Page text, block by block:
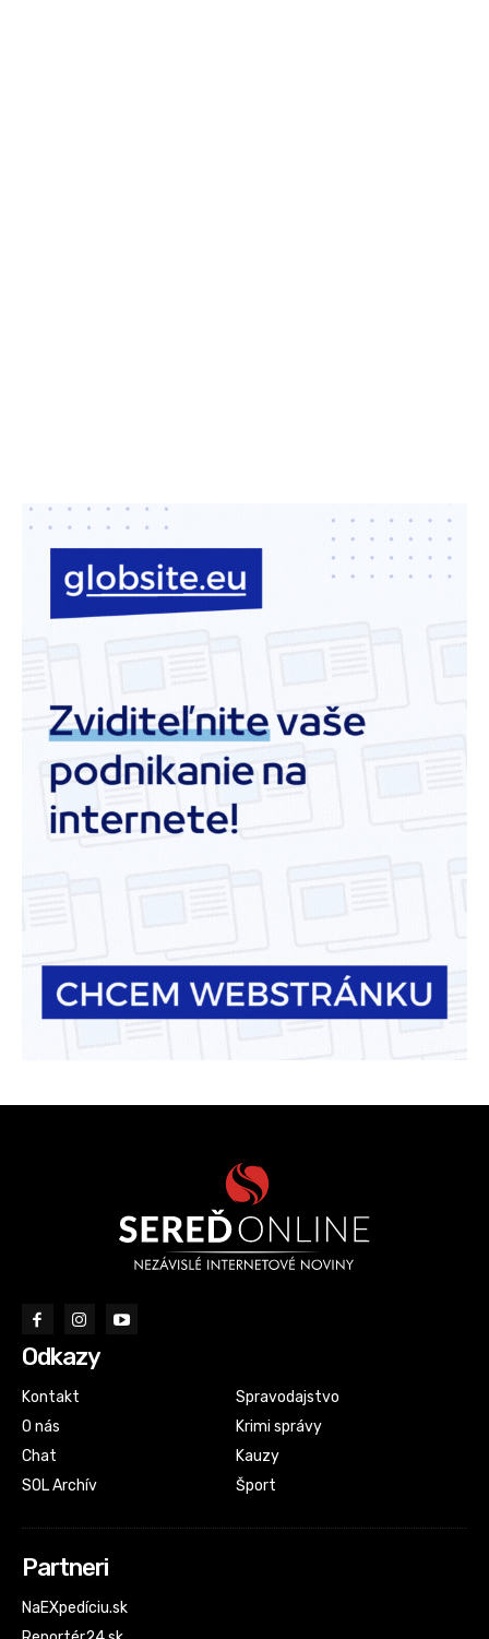
Odkazy
Kontakt
O nás
Chat
SOL Archív
Spravodajstvo
Krimi správy
Kauzy
Šport
Partneri
NaEXpedíciu.sk